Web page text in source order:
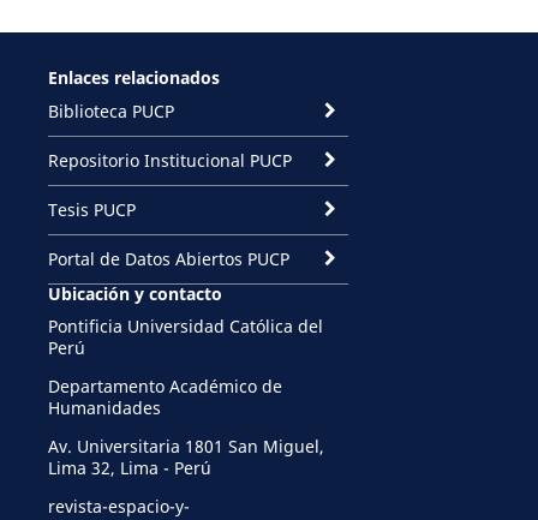
Enlaces relacionados
Biblioteca PUCP
Repositorio Institucional PUCP
Tesis PUCP
Portal de Datos Abiertos PUCP
Ubicación y contacto
Pontificia Universidad Católica del
Perú
Departamento Académico de
Humanidades
Av. Universitaria 1801 San Miguel,
Lima 32, Lima - Perú
revista-espacio-y-